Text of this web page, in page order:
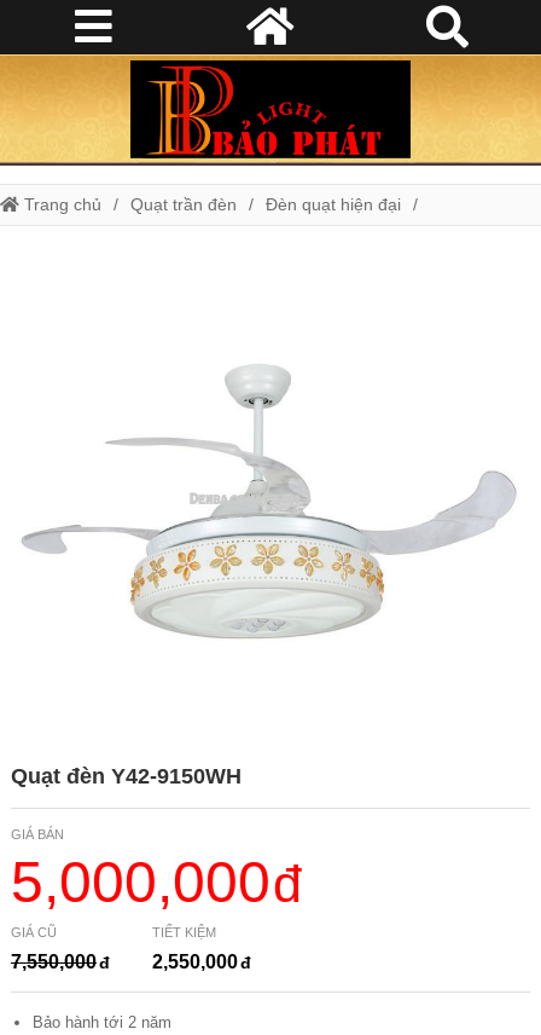
Trang chủ Quạt trần đèn Đèn quạt hiện đại
Quạt đèn Y42-9150WH
GIÁ BÁN
5,000,000
GIÁ CŨ
7,550,000
TIẾT KIỆM
2,550,000
Bảo hành tới 2 năm